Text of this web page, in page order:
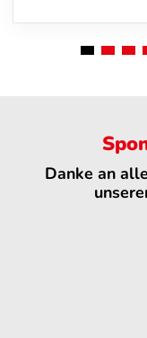
Danke an